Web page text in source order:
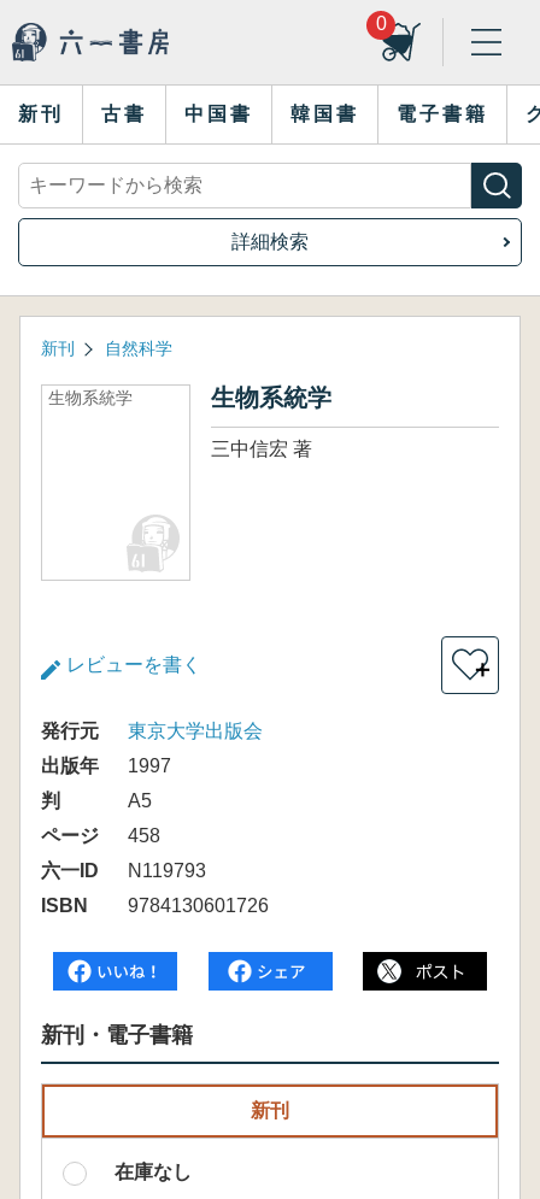
0
新刊 古書 中国書 韓国書 電子書籍
詳細検索
新刊 自然科学
生物系統学 生物系統学
三中信宏 著
レビューを書く ＋
発行元
東京大学出版会
出版年
1997
判
A5
ページ
458
六一ID
N119793
ISBN
9784130601726
新刊・電子書籍
新刊
在庫なし